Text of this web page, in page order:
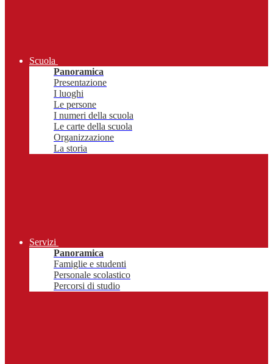
Scuola
Panoramica
Presentazione
I luoghi
Le persone
I numeri della scuola
Le carte della scuola
Organizzazione
La storia
Servizi
Panoramica
Famiglie e studenti
Personale scolastico
Percorsi di studio